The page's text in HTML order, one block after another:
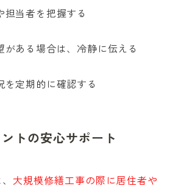
担当者を把握する
がある場合は、冷静に伝える
を定期的に確認する
トの安心サポート
大規模修繕工事の際に居住者や